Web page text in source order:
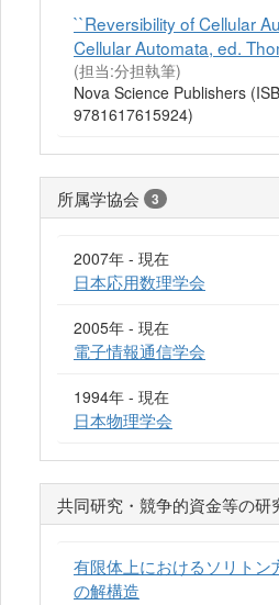
``Reversibility of Cellular
Cellular Automata, ed.
(担当:分担執筆)
Nova Science Publishers
9781617615924)
所属学協会 3
2007年 - 現在
日本応用数理学会
2005年 - 現在
電子情報通信学会
1994年 - 現在
日本物理学会
共同研究・競争的資金等の研
有限体上におけるソリトン
の解構造